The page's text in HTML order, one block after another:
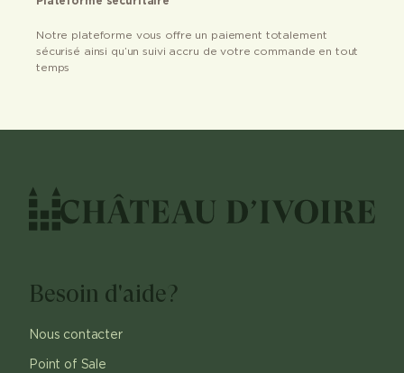
Notre plateforme vous offre un paiement totalement
sécurisé ainsi qu’un suivi accru de votre commande en tout
temps
Besoin d'aide?
Nous contacter
Point of Sale